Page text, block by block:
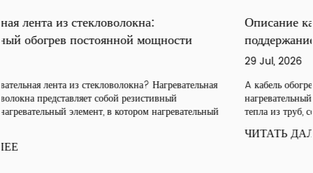
Описание кабеля обогрева: защита от
поддержание температуры
A кабель обогрева представляет собой инженерный
нагревательный элемент, предназначенный для компенсации
тепла из труб, сосудов, крыш и желобов. Независим...